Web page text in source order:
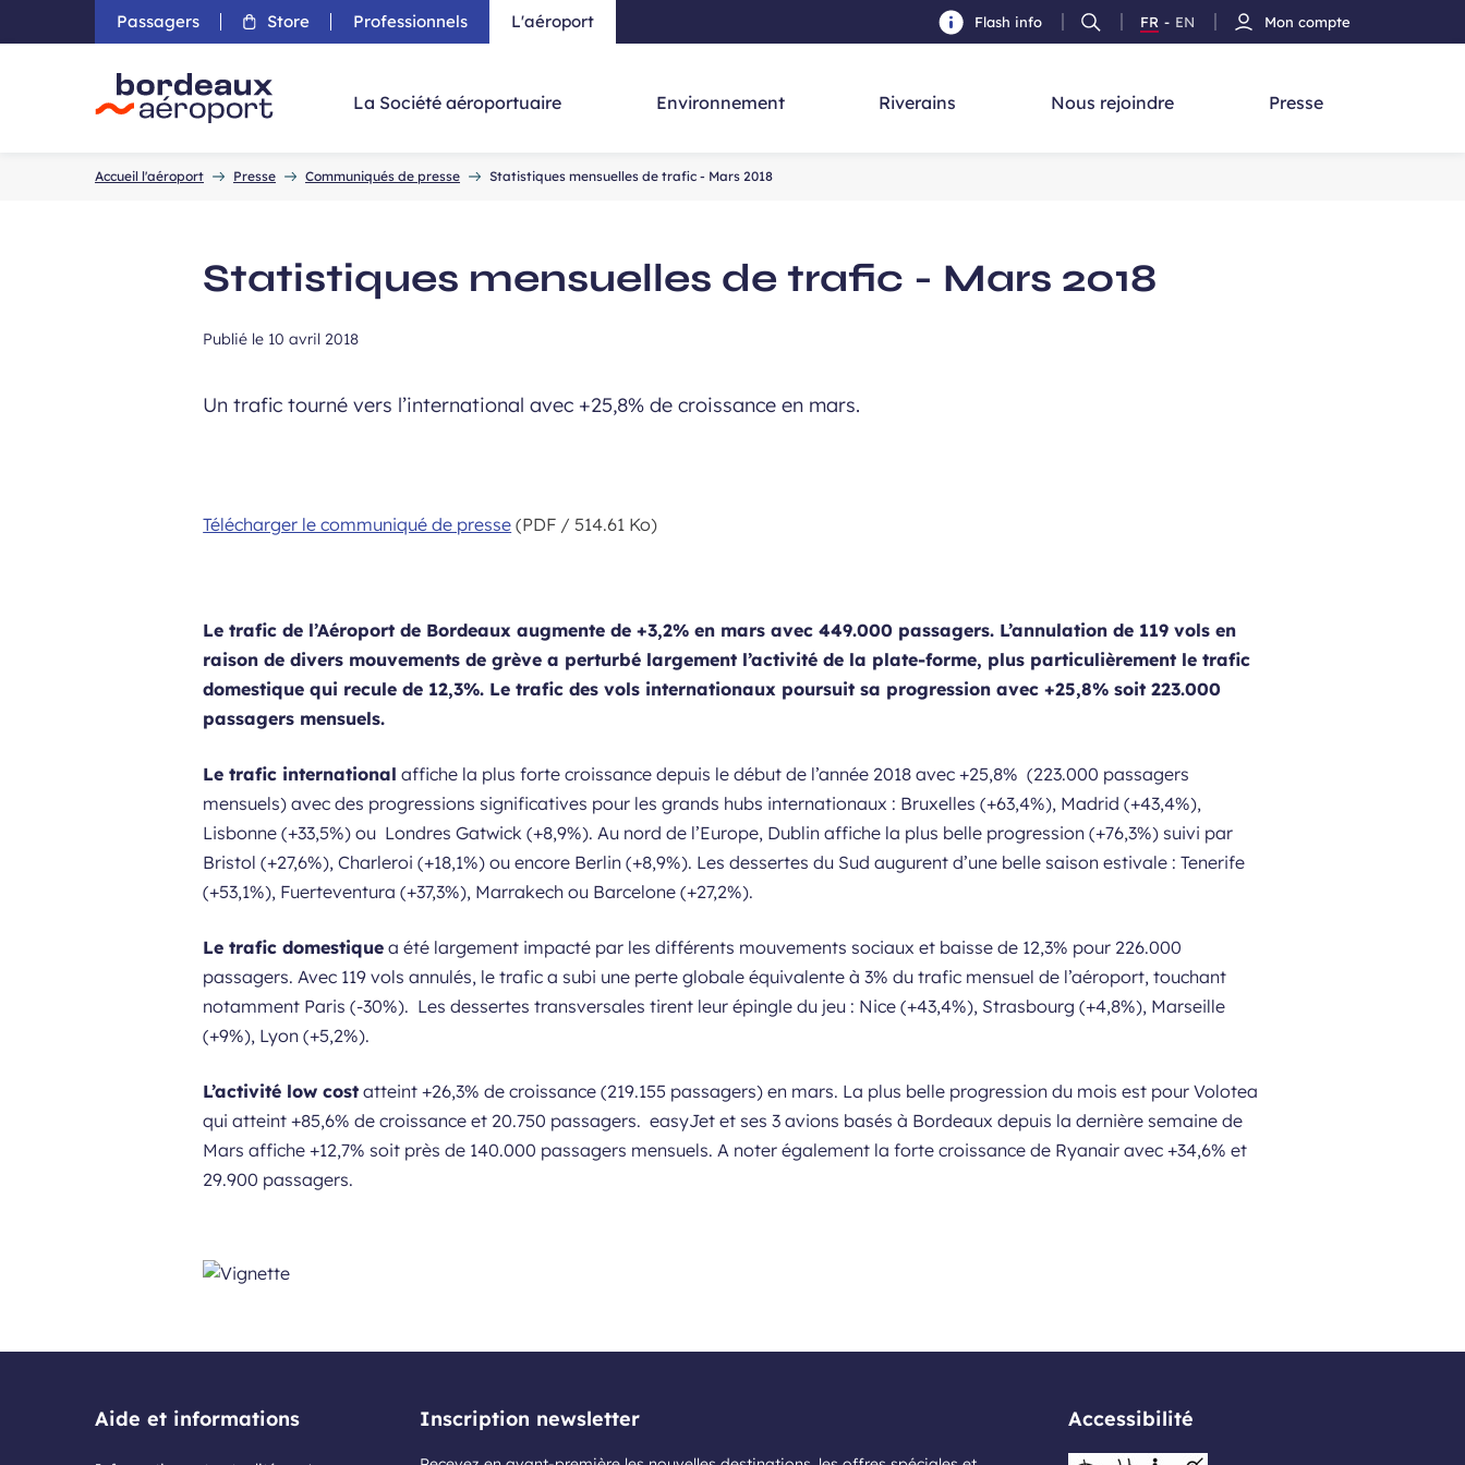
Aller au contenu principal - Aller à la navigation - Aller à la recherche
Passagers Store Professionnels L'aéroport Flash info
Ouvrir
la
FR
Version
- EN
Mon compte
La Société aéroportuaire Environnement Riverains Nous rejoindre Presse
Accueil l'aéroport Presse Communiqués de presse Statistiques mensuelles de trafic - Mars 2018
Statistiques mensuelles de trafic - Mars 2018
Publié le 10 avril 2018
Un trafic tourné vers l’international avec +25,8% de croissance en mars.
Télécharger le communiqué de presse (PDF / 514.61 Ko)
Le trafic de l’Aéroport de Bordeaux augmente de +3,2% en mars avec 449.000 passagers. L’annulation de 119 vols en
raison de divers mouvements de grève a perturbé largement l’activité de la plate-forme, plus particulièrement le trafic
domestique qui recule de 12,3%. Le trafic des vols internationaux poursuit sa progression avec +25,8% soit 223.000
passagers mensuels.
Le trafic international affiche la plus forte croissance depuis le début de l’année 2018 avec +25,8% (223.000 passagers
mensuels) avec des progressions significatives pour les grands hubs internationaux : Bruxelles (+63,4%), Madrid (+43,4%),
Lisbonne (+33,5%) ou Londres Gatwick (+8,9%). Au nord de l’Europe, Dublin affiche la plus belle progression (+76,3%) suivi par
Bristol (+27,6%), Charleroi (+18,1%) ou encore Berlin (+8,9%). Les dessertes du Sud augurent d’une belle saison estivale : Tenerife
(+53,1%), Fuerteventura (+37,3%), Marrakech ou Barcelone (+27,2%).
Le trafic domestique a été largement impacté par les différents mouvements sociaux et baisse de 12,3% pour 226.000
passagers. Avec 119 vols annulés, le trafic a subi une perte globale équivalente à 3% du trafic mensuel de l’aéroport, touchant
notamment Paris (-30%). Les dessertes transversales tirent leur épingle du jeu : Nice (+43,4%), Strasbourg (+4,8%), Marseille
(+9%), Lyon (+5,2%).
L’activité low cost atteint +26,3% de croissance (219.155 passagers) en mars. La plus belle progression du mois est pour Volotea
qui atteint +85,6% de croissance et 20.750 passagers. easyJet et ses 3 avions basés à Bordeaux depuis la dernière semaine de
Mars affiche +12,7% soit près de 140.000 passagers mensuels. A noter également la forte croissance de Ryanair avec +34,6% et
29.900 passagers.
Aide et informations Inscription newsletter Accessibilité